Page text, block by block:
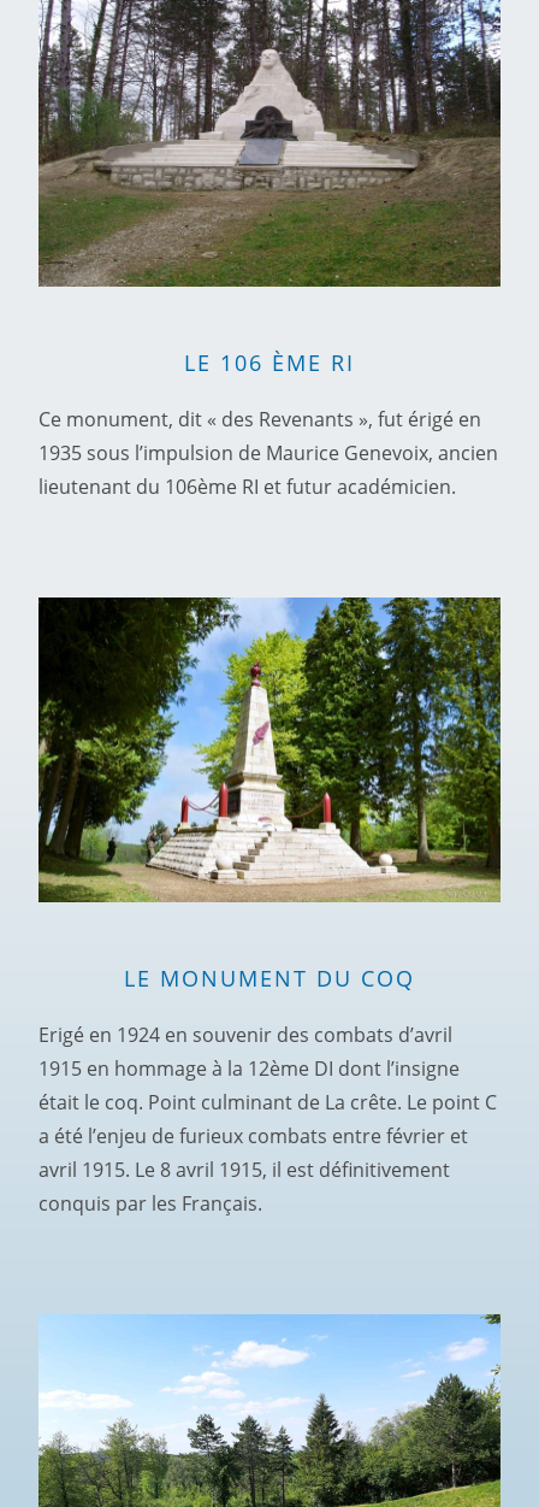
LE 106 ÈME RI
Ce monument, dit « des Revenants », fut érigé en
1935 sous l’impulsion de Maurice Genevoix, ancien
lieutenant du 106ème RI et futur académicien.
LE MONUMENT DU COQ
Erigé en 1924 en souvenir des combats d’avril
1915 en hommage à la 12ème DI dont l’insigne
était le coq. Point culminant de La crête. Le point C
a été l’enjeu de furieux combats entre février et
avril 1915. Le 8 avril 1915, il est définitivement
conquis par les Français.